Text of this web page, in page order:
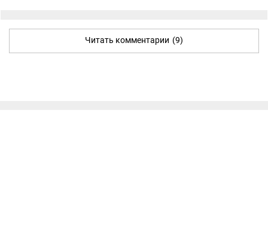
Читать комментарии (9)